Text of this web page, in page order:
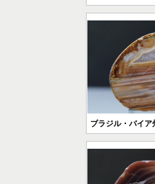
ブラジル・バイア